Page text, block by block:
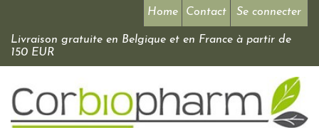
Se connecter
Home Contact
Livraison gratuite en Belgique et en France à partir de
150 EUR